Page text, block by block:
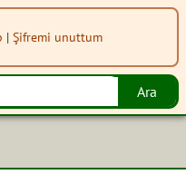
| Şifremi unuttum